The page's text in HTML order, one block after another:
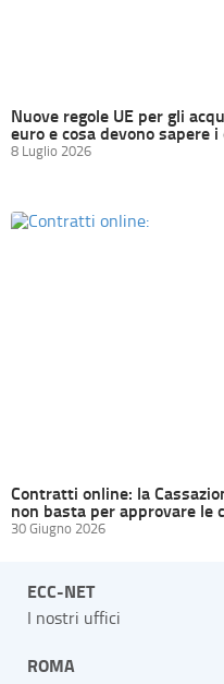
Nuove regole UE per gli
euro e cosa devono sapere
8 Luglio 2026
Contratti online: la
non basta per approvare le
30 Giugno 2026
ECC-NET
I nostri uffici
ROMA